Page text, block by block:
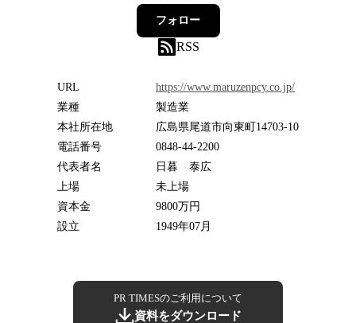
フォロー
RSS
URL
https://www.maruzenpcy.co.jp/
業種
製造業
本社所在地
広島県尾道市向東町14703-10
電話番号
0848-44-2200
代表者名
日暮 泰広
上場
未上場
資本金
9800万円
設立
1949年07月
PR TIMESのご利用について
資料をダウンロード